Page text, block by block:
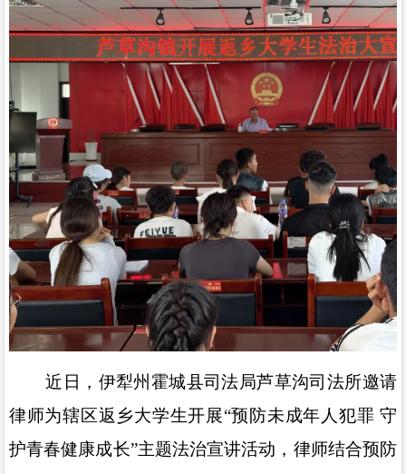
近日，伊犁州霍城县司法局芦草沟司法所邀请
律师为辖区返乡大学生开展“预防未成年人犯罪 守
护青春健康成长”主题法治宣讲活动，律师结合预防